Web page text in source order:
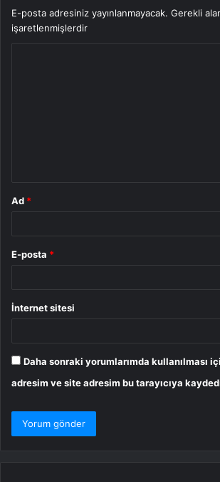
E-posta adresiniz yayınlanmayacak. Gerekli
işaretlenmişlerdir
Ad *
E-posta *
İnternet sitesi
Daha sonraki yorumlarımda kullanılması
adresim ve site adresim bu tarayıcıya